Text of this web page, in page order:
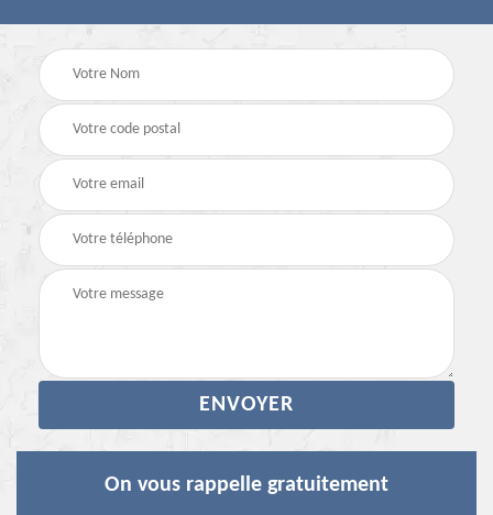
On vous rappelle gratuitement